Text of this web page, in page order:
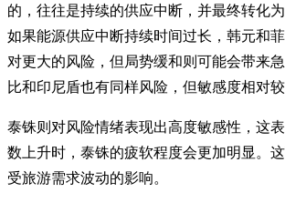
的，往往是持续的供应中断，并最终转化为
如果能源供应中断持续时间过长，韩元和
对更大的风险，但局势缓和则可能会带来
比和印尼盾也有同样风险，但敏感度相对较
泰铢则对风险情绪表现出高度敏感性，这
数上升时，泰铢的疲软程度会更加明显。
受旅游需求波动的影响。